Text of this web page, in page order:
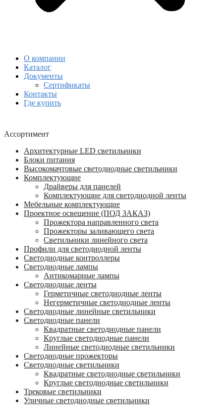
О компании
Каталог
Документы
Сертификаты
Контакты
Где купить
Ассортимент
Архитектурные LED светильники
Блоки питания
Высокомачтовые светодиодные светильники
Комплектующие
Драйверы для панелей
Комплектующие для светодиодной ленты
Мебельные комплектующие
Проектное освещение (ПОД ЗАКАЗ)
Прожектора направленного света
Прожекторы заливающего света
Светильники линейного света
Профили для светодиодной ленты
Светодиодные контроллеры
Светодиодные лампы
Антикомарные лампы
Светодиодные ленты
Гермeтичные светодиодные ленты
Негерметичные светодиодные ленты
Светодиодные линейные светильники
Светодиодные панели
Квадратные светодиодные панели
Круглые светодиодные панели
Линейные светодиодные светильники
Светодиодные прожекторы
Светодиодные светильники
Квадратные светодиодные светильники
Круглые светодиодные светильники
Трековые светильники
Уличные светодиодные светильники